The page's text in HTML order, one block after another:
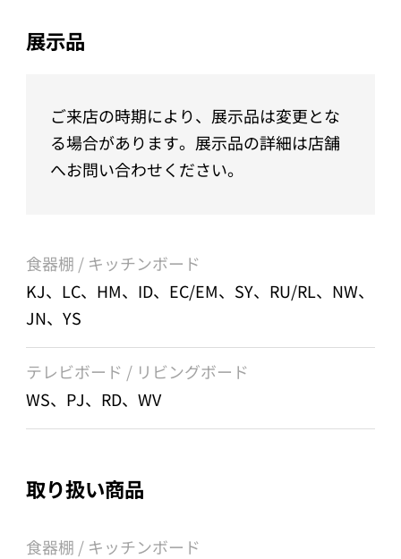
展示品
ご来店の時期により、展示品は変更とな
る場合があります。展示品の詳細は店舗
へお問い合わせください。
食器棚 / キッチンボード
KJ、LC、HM、ID、EC/EM、SY、RU/RL、NW、
JN、YS
テレビボード / リビングボード
WS、PJ、RD、WV
取り扱い商品
食器棚 / キッチンボード